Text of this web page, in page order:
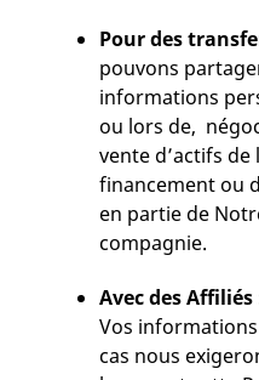
Pour des
pouvons
informations
ou lors de,
vente d’actifs de
financement ou
en partie de
compagnie.
Avec des Affiliés
Vos
cas nous